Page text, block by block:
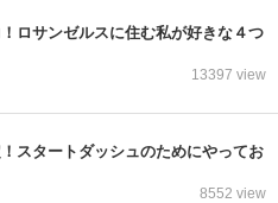
ロサンゼルスに住む私が好きな４つ
13397 view
スタートダッシュのためにやってお
8552 view